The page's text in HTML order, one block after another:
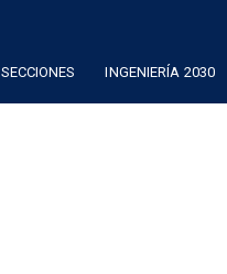
SECCIONES INGENIERÍA 2030